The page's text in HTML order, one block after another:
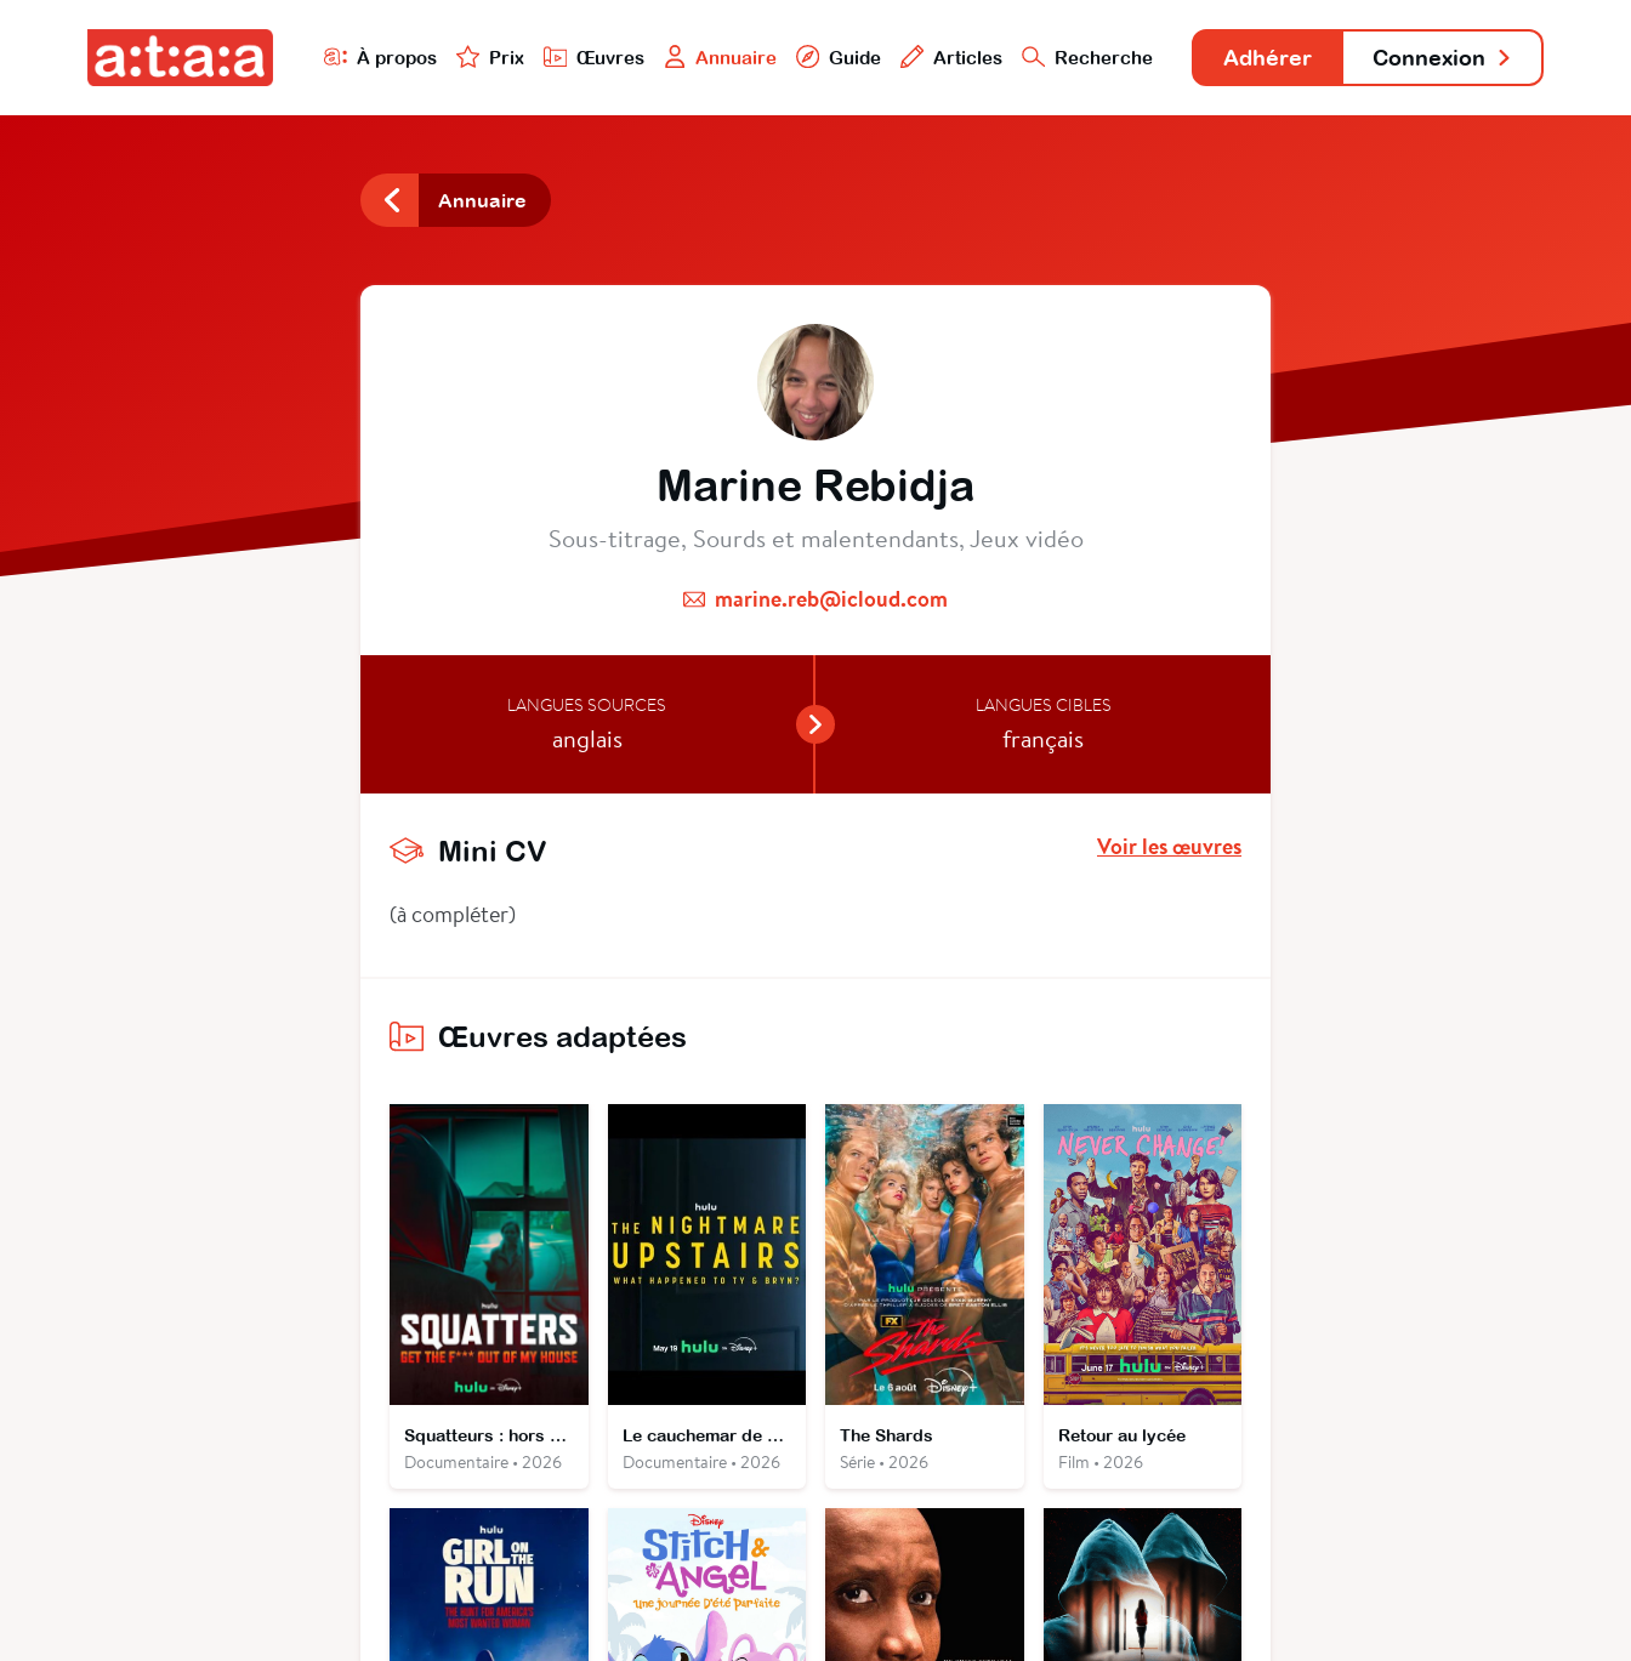
À propos Prix Œuvres Annuaire Guide Articles Recherche Adhérer Connexion
Annuaire
Marine Rebidja
Sous-titrage, Sourds et malentendants, Jeux vidéo
marine.reb@icloud.com
LANGUES SOURCES
anglais
LANGUES CIBLES
français
Mini CV Voir les œuvres
(à compléter)
Œuvres adaptées
Squatteurs : hors de chez moi
Documentaire • 2026
Le cauchemar de Ty et Bryn
Documentaire • 2026
The Shards
Série • 2026
Retour au lycée
Film • 2026